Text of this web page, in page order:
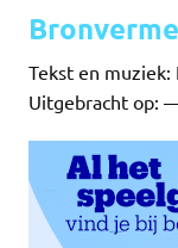
Tekst en muziek:
Uitgebracht op: